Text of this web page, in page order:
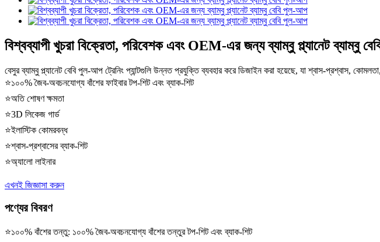
বিশ্বব্যাপী খুচরা বিক্রেতা, পরিবেশক এবং OEM-এর জন্য ব্যাম্বু প্ল্যানেট ব্যাম্বু
বেসুর ব্যাম্বু প্ল্যানেট বেবি পুল-আপ ট্রেনিং প্যান্টগুলি উন্নত প্রযুক্তি ব্যবহার করে ডিজাইন করা হয়েছে, যা শ্বাস-প্রশ্বাস,
⭐১০০% জৈব-অবচনযোগ্য বাঁশের ফাইবার টপ-শিট এবং ব্যাক-শিট
⭐অতি শোষণ ক্ষমতা
⭐3D লিকেজ গার্ড
⭐ইলাস্টিক কোমরবন্ধ
⭐শ্বাস-প্রশ্বাসের ব্যাক-শিট
⭐অ্যালো লাইনার
এখনই জিজ্ঞাসা করুন
পণ্যের বিবরণ
⭐১০০% বাঁশের তন্তু: ১০০% জৈব-অবচনযোগ্য বাঁশের তন্তুর টপ-শিট এবং ব্যাক-শিট